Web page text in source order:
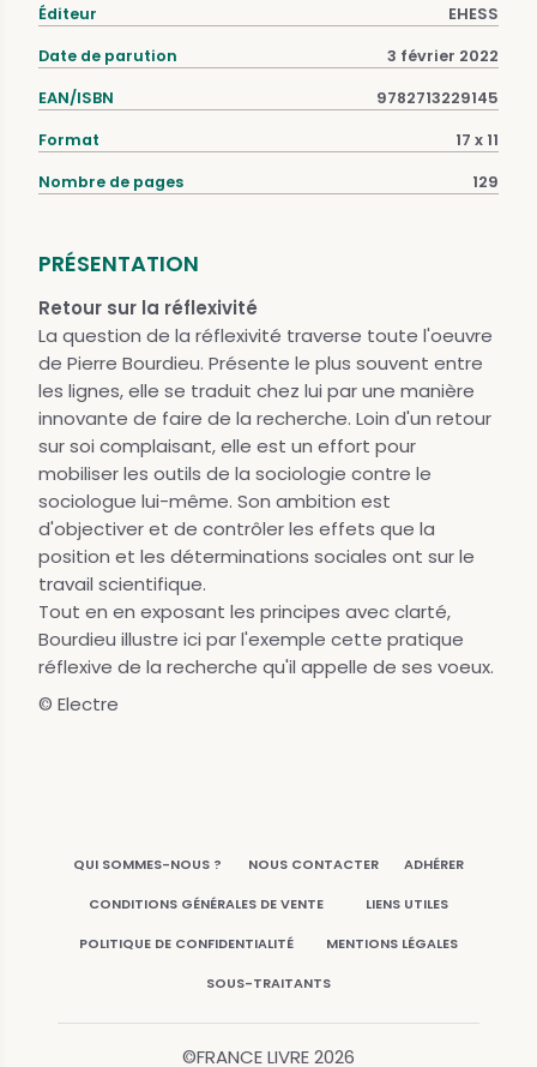
Éditeur EHESS
Date de parution 3 février 2022
EAN/ISBN 9782713229145
Format 17 x 11
Nombre de pages 129
PRÉSENTATION
Retour sur la réflexivité
La question de la réflexivité traverse toute l'oeuvre
de Pierre Bourdieu. Présente le plus souvent entre
les lignes, elle se traduit chez lui par une manière
innovante de faire de la recherche. Loin d'un retour
sur soi complaisant, elle est un effort pour
mobiliser les outils de la sociologie contre le
sociologue lui-même. Son ambition est
d'objectiver et de contrôler les effets que la
position et les déterminations sociales ont sur le
travail scientifique.
Tout en en exposant les principes avec clarté,
Bourdieu illustre ici par l'exemple cette pratique
réflexive de la recherche qu'il appelle de ses voeux.
© Electre
QUI SOMMES-NOUS ? NOUS CONTACTER ADHÉRER
CONDITIONS GÉNÉRALES DE VENTE LIENS UTILES
POLITIQUE DE CONFIDENTIALITÉ MENTIONS LÉGALES
SOUS-TRAITANTS
©FRANCE LIVRE2026